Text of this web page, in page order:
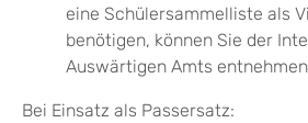
eine Schülersammelliste als
benötigen, können Sie der
Auswärtigen Amts
Bei Einsatz als Passersatz: